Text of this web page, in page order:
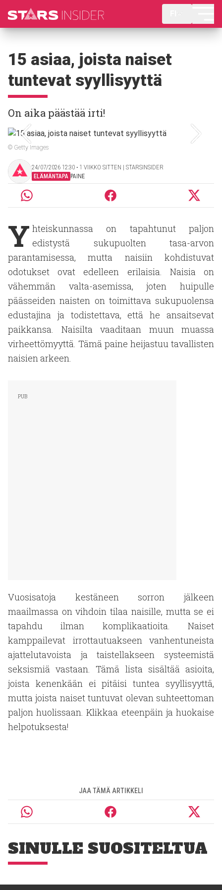
15 asiaa, joista naiset
tuntevat syyllisyyttä
On aika päästää irti!
© Getty Images
24/07/2026 12:30 ‧ 1 VIIKKO SITTEN | STARSINSIDER
ELÄMÄNTAPA PAINE
Y hteiskunnassa on tapahtunut paljon
edistystä sukupuolten tasa-arvon
parantamisessa, mutta naisiin kohdistuvat
odotukset ovat edelleen erilaisia. Naisia on
vähemmän valta-asemissa, joten huipulle
päässeiden naisten on toimittava sukupuolensa
edustajina ja todistettava, että he ansaitsevat
paikkansa. Naisilta vaaditaan muun muassa
virheettömyyttä. Tämä paine heijastuu tavallisten
naisien arkeen.
Vuosisatoja kestäneen sorron jälkeen
maailmassa on vihdoin tilaa naisille, mutta se ei
tapahdu ilman komplikaatioita. Naiset
kamppailevat irrottautuakseen vanhentuneista
ajattelutavoista ja taistellakseen systeemistä
seksismiä vastaan. Tämä lista sisältää asioita,
joista kenenkään ei pitäisi tuntea syyllisyyttä,
mutta joista naiset tuntuvat olevan suhteettoman
paljon huolissaan. Klikkaa eteenpäin ja huokaise
helpotuksesta!
JAA TÄMÄ ARTIKKELI
SINULLE SUOSITELTUA